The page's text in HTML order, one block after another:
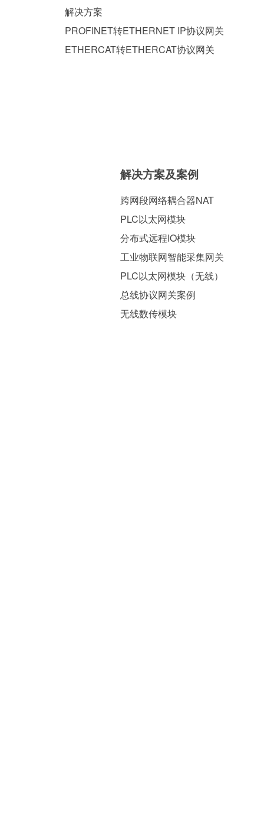
解决方案
PROFINET转ETHERNET IP协议网关
ETHERCAT转ETHERCAT协议网关
解决方案及案例
跨网段网络耦合器NAT
PLC以太网模块
分布式远程IO模块
工业物联网智能采集网关
PLC以太网模块（无线）
总线协议网关案例
无线数传模块